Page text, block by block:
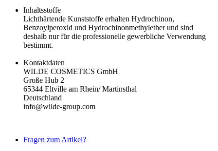
Inhaltsstoffe
Lichthärtende Kunststoffe erhalten Hydrochinon,
Benzoylperoxid und Hydrochinonmethylether und sind
deshalb nur für die professionelle gewerbliche Verwendung
bestimmt.
Kontaktdaten
WILDE COSMETICS GmbH
Große Hub 2
65344 Eltville am Rhein/ Martinsthal
Deutschland
info@wilde-group.com
Fragen zum Artikel?